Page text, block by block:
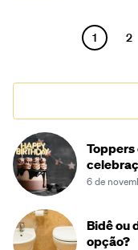
1 2
6 de
Bidê ou
opção?